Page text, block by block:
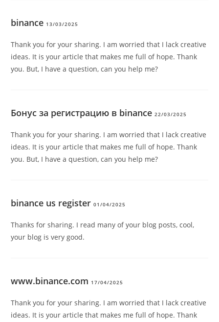
binance 13/03/2025
Thank you for your sharing. I am worried that I lack creative
ideas. It is your article that makes me full of hope. Thank
you. But, I have a question, can you help me?
Бонус за регистрацию в binance 22/03/2025
Thank you for your sharing. I am worried that I lack creative
ideas. It is your article that makes me full of hope. Thank
you. But, I have a question, can you help me?
binance us register 01/04/2025
Thanks for sharing. I read many of your blog posts, cool,
your blog is very good.
www.binance.com 17/04/2025
Thank you for your sharing. I am worried that I lack creative
ideas. It is your article that makes me full of hope. Thank